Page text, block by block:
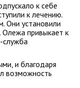
к себе
к лечению.
Они установили
Олежа привыкает к
служба
и благодаря
возможность